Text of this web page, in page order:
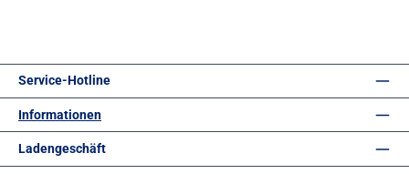
Service-Hotline
Informationen
Ladengeschäft